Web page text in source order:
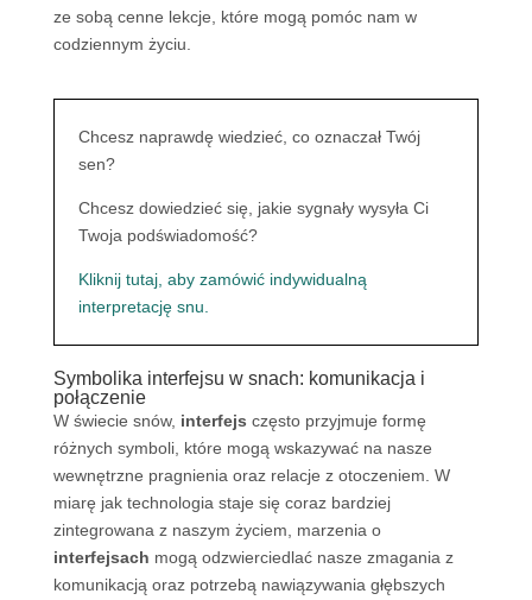
ze sobą cenne lekcje, które mogą pomóc nam w
codziennym życiu.
Chcesz naprawdę wiedzieć, co oznaczał Twój
sen?
Chcesz dowiedzieć się, jakie sygnały wysyła Ci
Twoja podświadomość?
Kliknij tutaj, aby zamówić indywidualną
interpretację snu.
Symbolika interfejsu w snach: komunikacja i
połączenie
W świecie snów, interfejs często przyjmuje formę
różnych symboli, które mogą wskazywać na nasze
wewnętrzne pragnienia oraz relacje z otoczeniem. W
miarę jak technologia staje się coraz bardziej
zintegrowana z naszym życiem, marzenia o
interfejsach mogą odzwierciedlać nasze zmagania z
komunikacją oraz potrzebą nawiązywania głębszych